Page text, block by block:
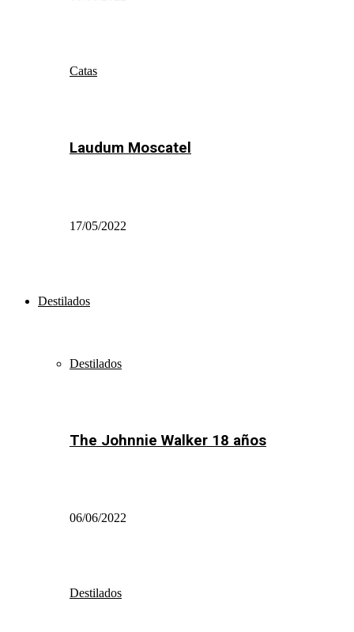
Catas
Laudum Moscatel
17/05/2022
Destilados
Destilados
The Johnnie Walker 18 años
06/06/2022
Destilados